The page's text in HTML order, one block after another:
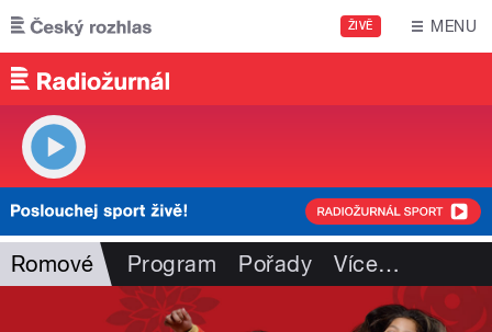
Přejít k hlavnímu obsahu
ŽIVĚ MENU
Romové Program Pořady Více…